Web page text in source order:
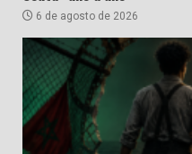
6 de agosto de 2026